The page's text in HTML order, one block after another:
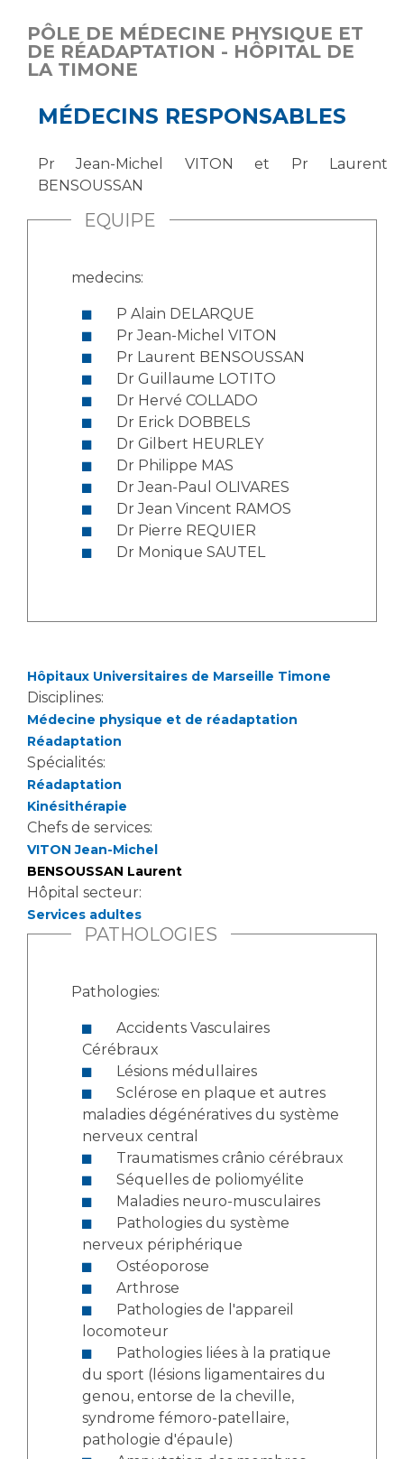
PÔLE DE MÉDECINE PHYSIQUE ET
DE RÉADAPTATION - HÔPITAL DE
LA TIMONE
MÉDECINS RESPONSABLES
Pr Jean-Michel VITON et Pr Laurent
BENSOUSSAN
EQUIPE
medecins:
P Alain DELARQUE
Pr Jean-Michel VITON
Pr Laurent BENSOUSSAN
Dr Guillaume LOTITO
Dr Hervé COLLADO
Dr Erick DOBBELS
Dr Gilbert HEURLEY
Dr Philippe MAS
Dr Jean-Paul OLIVARES
Dr Jean Vincent RAMOS
Dr Pierre REQUIER
Dr Monique SAUTEL
Hôpitaux Universitaires de Marseille Timone
Disciplines:
Médecine physique et de réadaptation
Réadaptation
Spécialités:
Réadaptation
Kinésithérapie
Chefs de services:
VITON Jean-Michel
BENSOUSSAN Laurent
Hôpital secteur:
Services adultes
PATHOLOGIES
Pathologies:
Cérébraux
Lésions médullaires
maladies dégénératives du système
nerveux central
Traumatismes crânio cérébraux
Séquelles de poliomyélite
Maladies neuro-musculaires
nerveux périphérique
Ostéoporose
Arthrose
locomoteur
du sport (lésions ligamentaires du
genou, entorse de la cheville,
syndrome fémoro-patellaire,
pathologie d'épaule)